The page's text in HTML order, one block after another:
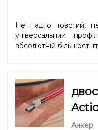
Не надто товстий,
універсальний
абсолютній більшості
Анкер